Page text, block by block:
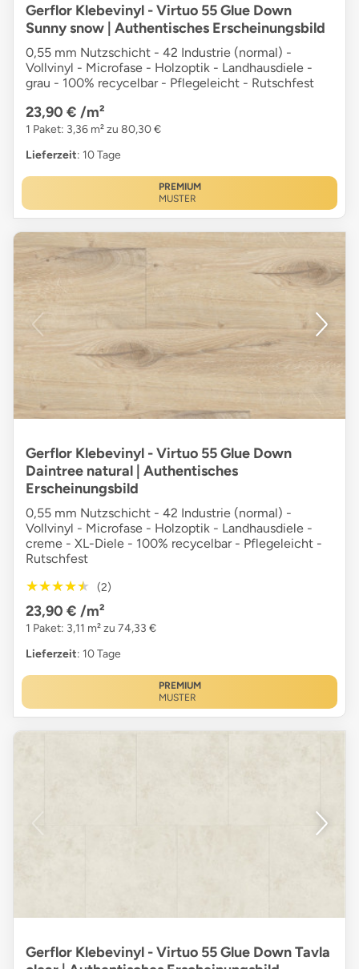
Gerflor Klebevinyl - Virtuo 55 Glue Down
Sunny snow | Authentisches Erscheinungsbild
0,55 mm Nutzschicht - 42 Industrie (normal) -
Vollvinyl - Microfase - Holzoptik - Landhausdiele -
grau - 100% recycelbar - Pflegeleicht - Rutschfest
23,90 € /m²
1 Paket: 3,36 m² zu 80,30 €
Lieferzeit: 10 Tage
PREMIUM
MUSTER
Gerflor Klebevinyl - Virtuo 55 Glue Down
Daintree natural | Authentisches
Erscheinungsbild
0,55 mm Nutzschicht - 42 Industrie (normal) -
Vollvinyl - Microfase - Holzoptik - Landhausdiele -
creme - XL-Diele - 100% recycelbar - Pflegeleicht -
Rutschfest
★★★★★
★★★★★ (2)
23,90 € /m²
1 Paket: 3,11 m² zu 74,33 €
Lieferzeit: 10 Tage
PREMIUM
MUSTER
Gerflor Klebevinyl - Virtuo 55 Glue Down Tavla